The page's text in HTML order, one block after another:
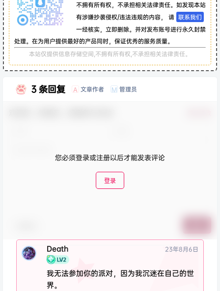
不拥有所有权，不承担相关法律责任。如发现本站
有涉嫌抄袭侵权/违法违规的内容， 请 联系我们
一经核实，立即删除。并对发布账号进行永久封禁
处理。在为用户提供最好的产品同时，保证优秀的服务质量。
本站仅提供信息存储空间,不拥有所有权,不承担相关法律责任。
3 条回复 A 文章作者 M 管理员
您必须登录或注册以后才能发表评论
登录
Death 23年8月6日
我无法参加你的派对，因为我沉迷在自己的世
界。